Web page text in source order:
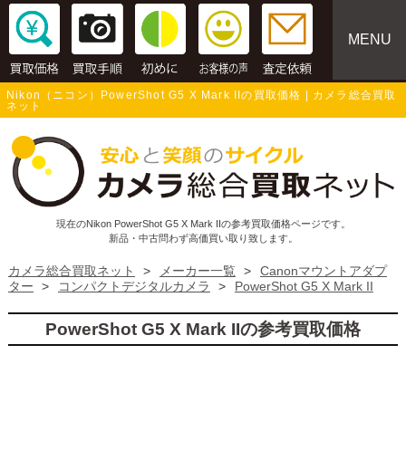
MENU
Nikon（ニコン）PowerShot G5 X Mark IIの買取価格 | カメラ総合買取
ネット
現在のNikon PowerShot G5 X Mark IIの参考買取価格ページです。
新品・中古問わず高価買い取り致します。
カメラ総合買取ネット > メーカー一覧 >
Canonマウントアダプ
ター
> コンパクトデジタルカメラ > PowerShot G5 X Mark II
PowerShot G5 X Mark IIの参考買取価格